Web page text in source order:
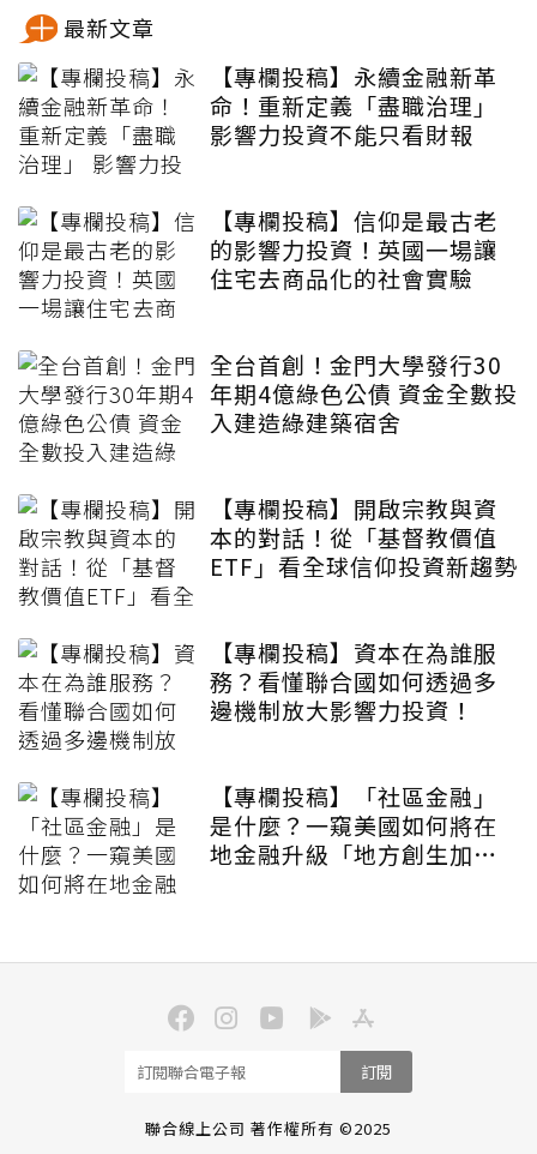
最新文章
【專欄投稿】永續金融新革
命！重新定義「盡職治理」
影響力投資不能只看財報
【專欄投稿】信仰是最古老
的影響力投資！英國一場讓
住宅去商品化的社會實驗
全台首創！金門大學發行30
年期4億綠色公債 資金全數投
入建造綠建築宿舍
【專欄投稿】開啟宗教與資
本的對話！從「基督教價值
ETF」看全球信仰投資新趨勢
【專欄投稿】資本在為誰服
務？看懂聯合國如何透過多
邊機制放大影響力投資！
【專欄投稿】「社區金融」
是什麼？一窺美國如何將在
地金融升級「地方創生加速
訂閱
聯合線上公司 著作權所有 ©2025